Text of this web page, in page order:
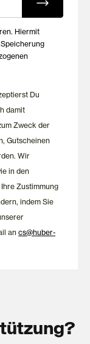
Bestehendes
Herren-
mit
MailsHiermit
Du
damit
Zweck der
Gutscheinen
Wir
in den
Zustimmung
indem Sie
ancs@huber-